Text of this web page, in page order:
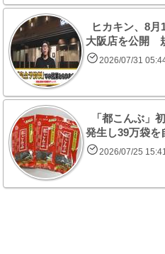
ヒカキン、8月
大阪店を公開
2026/07/31
「都こんぶ
発生し39万袋を
2026/07/25